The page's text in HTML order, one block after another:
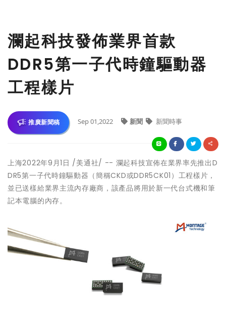
瀾起科技發佈業界首款
DDR5第一子代時鐘驅動器
工程樣片
推廣新聞稿 Sep 01,2022 新聞 新聞時事
上海2022年9月1日 /美通社/ -- 瀾起科技宣佈在業界率先推出D
DR5第一子代時鐘驅動器（簡稱CKD或DDR5CK01）工程樣片，
並已送樣給業界主流內存廠商，該產品將用於新一代台式機和筆
記本電腦的內存。